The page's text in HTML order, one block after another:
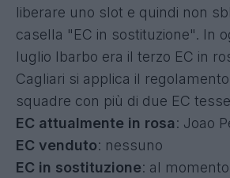
liberare uno slot e quindi non
casella "EC in sostituzione". In
luglio Ibarbo era il terzo EC in
Cagliari si applica il
squadre con più di due EC
EC attualmente in rosa: Joao
EC venduto: nessuno
EC in sostituzione: al